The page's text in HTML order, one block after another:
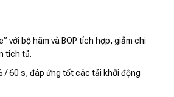
với bộ hãm và BOP tích hợp, giảm chi
tích tủ.
/ 60 s, đáp ứng tốt các tải khởi động